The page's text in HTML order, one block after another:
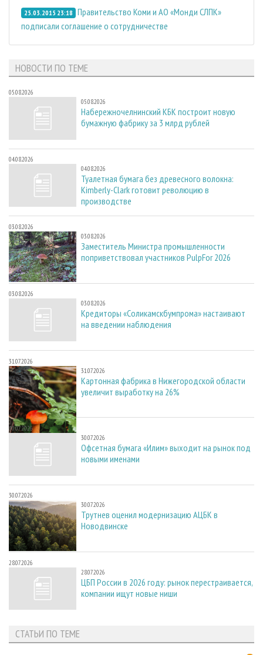
25.03.2015 23:18 Правительство Коми и АО «Монди СЛПК»
подписали соглашение о сотрудничестве
НОВОСТИ ПО ТЕМЕ
05.08.2026
05.08.2026
Набережночелнинский КБК построит новую
бумажную фабрику за 3 млрд рублей
04.08.2026
04.08.2026
Туалетная бумага без древесного волокна:
Kimberly-Clark готовит революцию в
производстве
03.08.2026
03.08.2026
Заместитель Министра промышленности
поприветствовал участников PulpFor 2026
03.08.2026
03.08.2026
Кредиторы «Соликамскбумпрома» настаивают
на введении наблюдения
31.07.2026
31.07.2026
Картонная фабрика в Нижегородской области
увеличит выработку на 26%
30.07.2026
30.07.2026
Офсетная бумага «Илим» выходит на рынок под
новыми именами
30.07.2026
30.07.2026
Трутнев оценил модернизацию АЦБК в
Новодвинске
28.07.2026
28.07.2026
ЦБП России в 2026 году: рынок перестраивается,
компании ищут новые ниши
СТАТЬИ ПО ТЕМЕ